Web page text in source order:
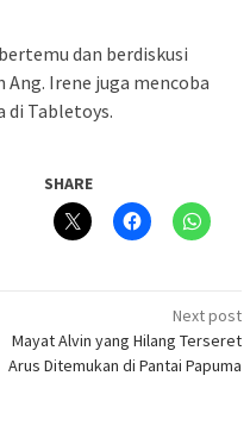
dan berdiskusi
Irene juga mencoba
di Tabletoys.
SHARE
Next post
Mayat Alvin yang Hilang Terseret
Arus Ditemukan di Pantai Papuma